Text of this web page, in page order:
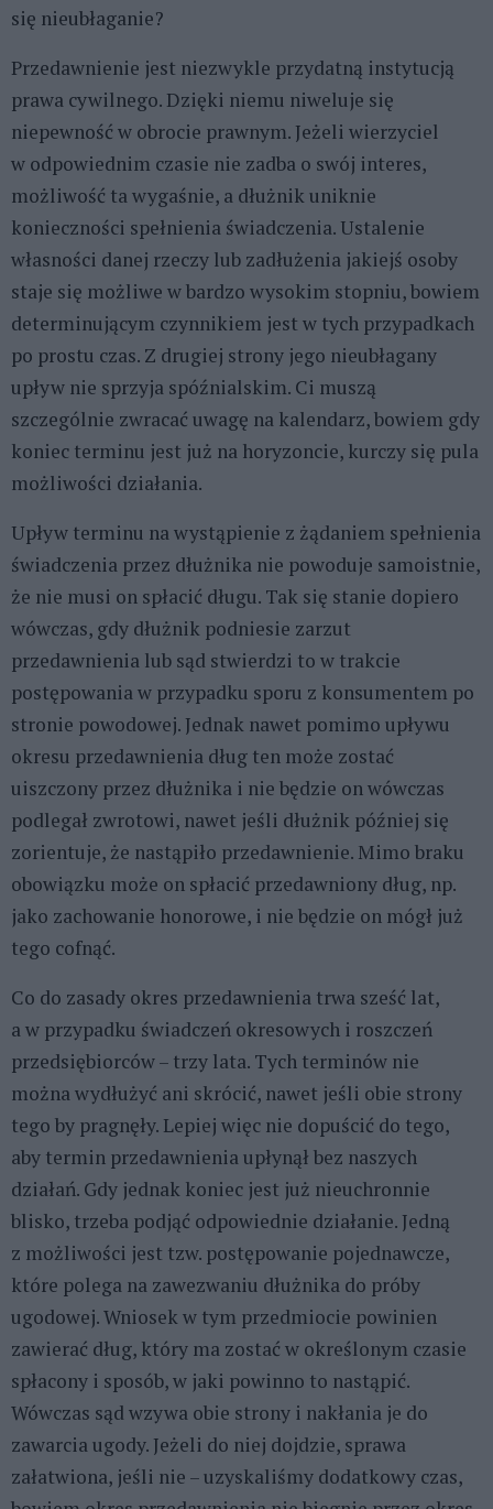
się nieubłaganie?
Przedawnienie jest niezwykle przydatną instytucją
prawa cywilnego. Dzięki niemu niweluje się
niepewność w obrocie prawnym. Jeżeli wierzyciel
w odpowiednim czasie nie zadba o swój interes,
możliwość ta wygaśnie, a dłużnik uniknie
konieczności spełnienia świadczenia. Ustalenie
własności danej rzeczy lub zadłużenia jakiejś osoby
staje się możliwe w bardzo wysokim stopniu, bowiem
determinującym czynnikiem jest w tych przypadkach
po prostu czas. Z drugiej strony jego nieubłagany
upływ nie sprzyja spóźnialskim. Ci muszą
szczególnie zwracać uwagę na kalendarz, bowiem gdy
koniec terminu jest już na horyzoncie, kurczy się pula
możliwości działania.
Upływ terminu na wystąpienie z żądaniem spełnienia
świadczenia przez dłużnika nie powoduje samoistnie,
że nie musi on spłacić długu. Tak się stanie dopiero
wówczas, gdy dłużnik podniesie zarzut
przedawnienia lub sąd stwierdzi to w trakcie
postępowania w przypadku sporu z konsumentem po
stronie powodowej. Jednak nawet pomimo upływu
okresu przedawnienia dług ten może zostać
uiszczony przez dłużnika i nie będzie on wówczas
podlegał zwrotowi, nawet jeśli dłużnik później się
zorientuje, że nastąpiło przedawnienie. Mimo braku
obowiązku może on spłacić przedawniony dług, np.
jako zachowanie honorowe, i nie będzie on mógł już
tego cofnąć.
Co do zasady okres przedawnienia trwa sześć lat,
a w przypadku świadczeń okresowych i roszczeń
przedsiębiorców – trzy lata. Tych terminów nie
można wydłużyć ani skrócić, nawet jeśli obie strony
tego by pragnęły. Lepiej więc nie dopuścić do tego,
aby termin przedawnienia upłynął bez naszych
działań. Gdy jednak koniec jest już nieuchronnie
blisko, trzeba podjąć odpowiednie działanie. Jedną
z możliwości jest tzw. postępowanie pojednawcze,
które polega na zawezwaniu dłużnika do próby
ugodowej. Wniosek w tym przedmiocie powinien
zawierać dług, który ma zostać w określonym czasie
spłacony i sposób, w jaki powinno to nastąpić.
Wówczas sąd wzywa obie strony i nakłania je do
zawarcia ugody. Jeżeli do niej dojdzie, sprawa
załatwiona, jeśli nie – uzyskaliśmy dodatkowy czas,